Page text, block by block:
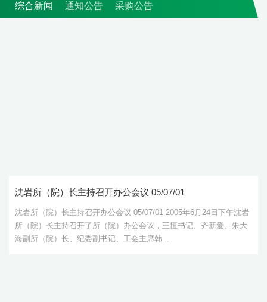
综合新闻 通知公告 采购公告
沈岩所（院）长主持召开办公会议 05/07/01
沈岩所（院）长主持召开办公会议 05/07/01 2005年6月24日下午沈岩
所（院）长主持召开了所（院）办公会议，王恒书记、齐新爱、朱大
海副所（院）长、纪委副书记、工会主席韩...